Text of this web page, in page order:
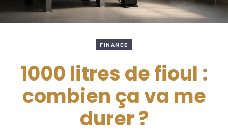
FINANCE
1000 litres de fioul :
combien ça va me
durer ?